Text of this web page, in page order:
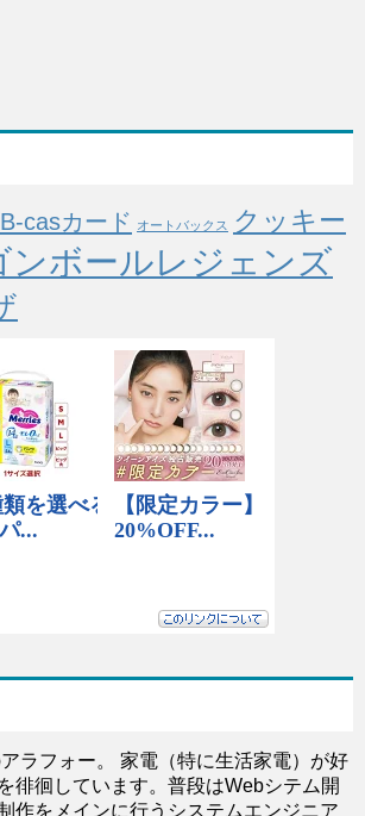
casカード オートバックス
クッキー
ンボールレジェンズ
ラフォー。 家電（特に生活家電）が好
徘徊しています。普段はWebシテム開
作をメインに行うシステムエンジニア